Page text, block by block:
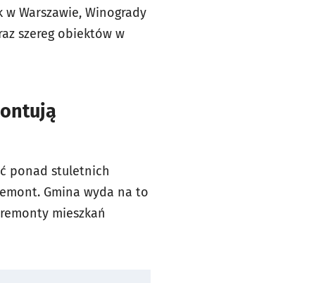
Warszawie, Winogrady
szereg obiektów w
ponad stuletnich
Gmina wyda na to
mieszkań